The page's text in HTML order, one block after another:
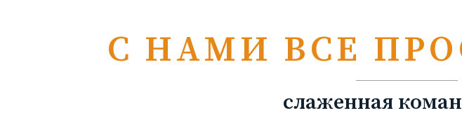
С НАМИ ВСЕ
слаженная